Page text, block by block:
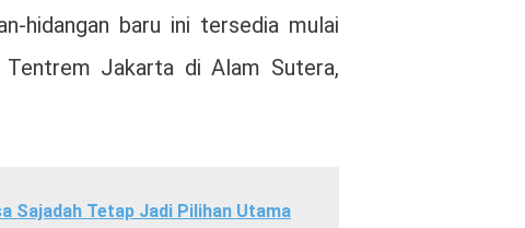
hidangan baru ini tersedia mulai
Jakarta di Alam Sutera,
Sajadah Tetap Jadi Pilihan Utama